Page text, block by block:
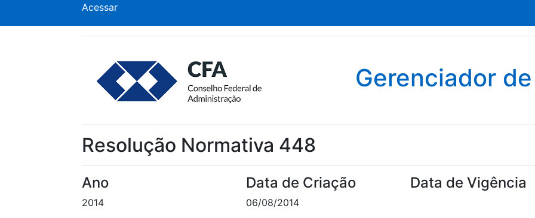
Acessar
Gerenciador
Resolução Normativa 448
Ano
2014
Data de Criação
06/08/2014
Data de Vigência